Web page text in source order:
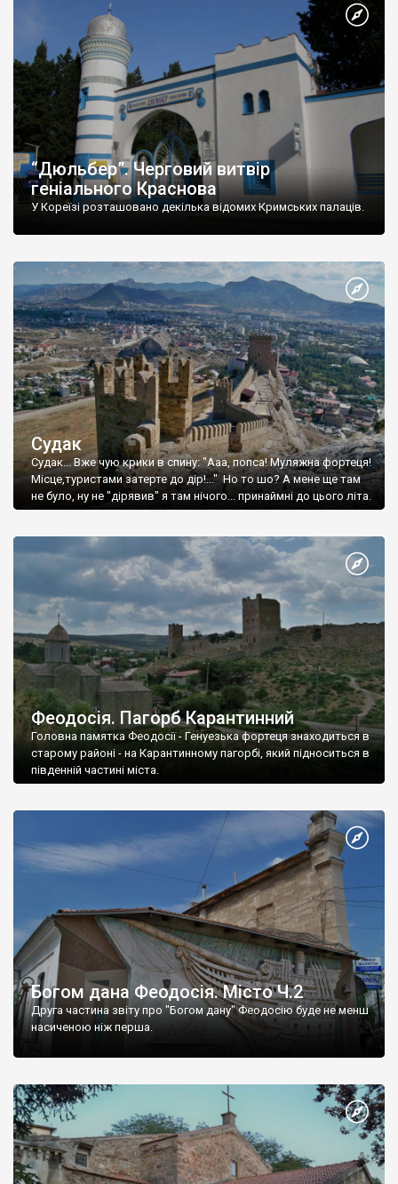
“Дюльбер”. Черговий витвір
геніального Краснова
У Кореїзі розташовано декілька відомих Кримських палаців.
Судак
Судак... Вже чую крики в спину: "Ааа, попса! Муляжна фортеця!
Місце,туристами затерте до дір!..." Но то шо? А мене ще там
не було, ну не "дірявив" я там нічого... принаймні до цього літа.
Феодосія. Пагорб Карантинний
Головна памятка Феодосії - Генуезька фортеця знаходиться в
старому районі - на Карантинному пагорбі, який підноситься в
південній частині міста.
Богом дана Феодосія. Місто Ч.2
Друга частина звіту про "Богом дану" Феодосію буде не менш
насиченою ніж перша.